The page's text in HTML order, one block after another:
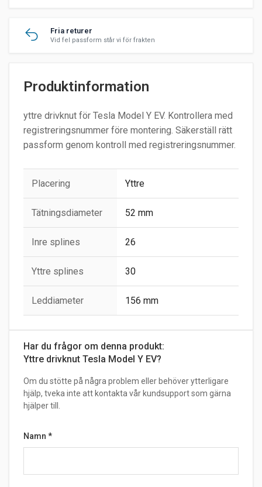
Fria returer
Vid fel passform står vi för frakten
Produktinformation
yttre drivknut för Tesla Model Y EV. Kontrollera med
registreringsnummer före montering. Säkerställ rätt
passform genom kontroll med registreringsnummer.
Placering Yttre
Tätningsdiameter 52 mm
Inre splines 26
Yttre splines 30
Leddiameter 156 mm
Har du frågor om denna produkt:
Yttre drivknut Tesla Model Y EV?
Om du stötte på några problem eller behöver ytterligare
hjälp, tveka inte att kontakta vår kundsupport som gärna
hjälper till.
Namn *